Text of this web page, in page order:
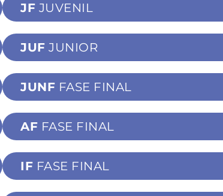
JF JUVENIL
JUF JUNIOR
JUNF FASE FINAL
AF FASE FINAL
IF FASE FINAL